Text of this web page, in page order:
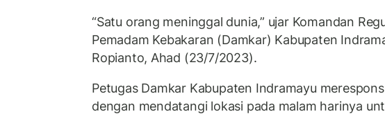
“Satu orang meninggal dunia,” ujar Komandan
Pemadam Kebakaran (Damkar) Kabupaten
Ropianto, Ahad (23/7/2023).
Petugas Damkar Kabupaten Indramayu
dengan mendatangi lokasi pada malam harinya